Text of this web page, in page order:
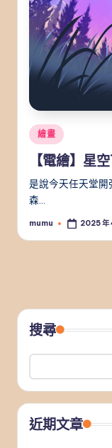
Posted
in
繪畫
【電繪】星
是說今天任天堂
森…
Posted
mumu 2025 年
章
分
頁
搜尋
近期文章